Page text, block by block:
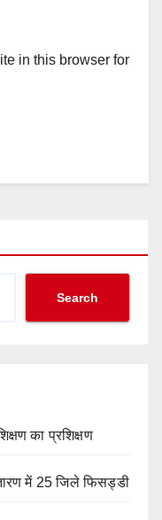
in this browser for
Search
का प्रशिक्षण
में 25 जिले फिसड्डी